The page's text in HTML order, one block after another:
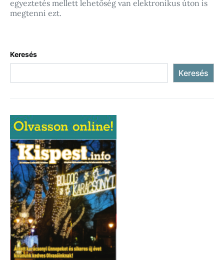
egyeztetés mellett lehetőség van elektronikus úton is
megtenni ezt.
Keresés
Keresés